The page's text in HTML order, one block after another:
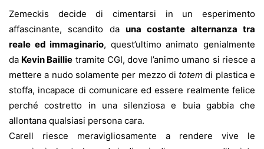
Zemeckis decide di cimentarsi in un esperimento
affascinante, scandito da una costante alternanza tra
reale ed immaginario, quest’ultimo animato genialmente
da Kevin Baillie tramite CGI, dove l’animo umano si riesce a
mettere a nudo solamente per mezzo di totem di plastica e
stoffa, incapace di comunicare ed essere realmente felice
perché costretto in una silenziosa e buia gabbia che
allontana qualsiasi persona cara.
Carell riesce meravigliosamente a rendere vive le